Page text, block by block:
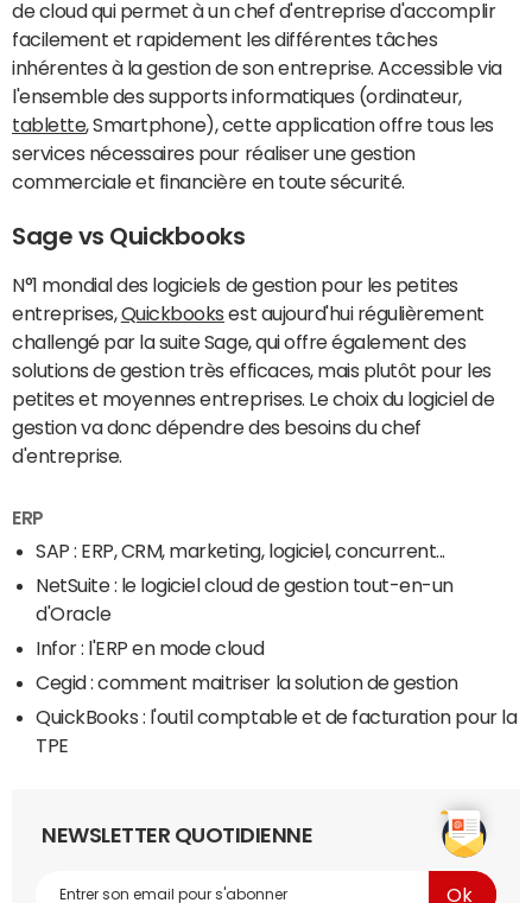
de cloud qui permet à un chef d'entreprise d'accomplir
facilement et rapidement les différentes tâches
inhérentes à la gestion de son entreprise. Accessible via
l'ensemble des supports informatiques (ordinateur,
tablette, Smartphone), cette application offre tous les
services nécessaires pour réaliser une gestion
commerciale et financière en toute sécurité.
Sage vs Quickbooks
N°1 mondial des logiciels de gestion pour les petites
entreprises,Quickbooks est aujourd'hui régulièrement
challengé par la suite Sage, qui offre également des
solutions de gestion très efficaces, mais plutôt pour les
petites et moyennes entreprises. Le choix du logiciel de
gestion va donc dépendre des besoins du chef
d'entreprise.
ERP
SAP : ERP, CRM, marketing, logiciel, concurrent...
NetSuite : le logiciel cloud de gestion tout-en-un
d'Oracle
Infor : l'ERP en mode cloud
Cegid : comment maitriser la solution de gestion
QuickBooks : l'outil comptable et de facturation pour la
TPE
NEWSLETTER QUOTIDIENNE